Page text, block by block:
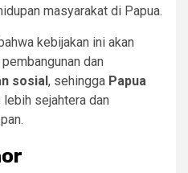
masyarakat di Papua.
kebijakan ini akan
dan
sosial, sehingga Papua
sejahtera dan